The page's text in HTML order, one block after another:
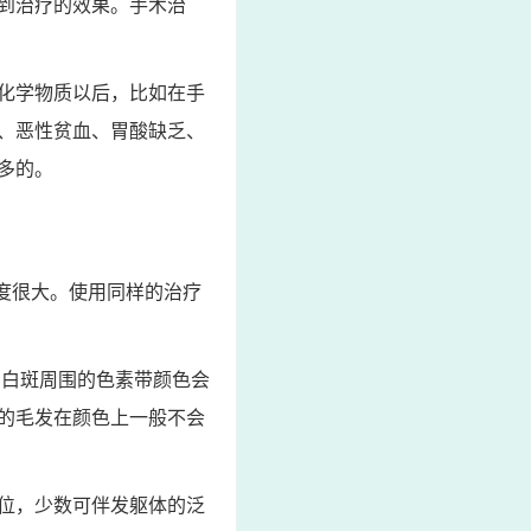
治疗的效果。手术治
学物质以后，比如在手
性贫血、胃酸缺乏、
的。
很大。使用同样的治疗
斑周围的色素带颜色会
毛发在颜色上一般不会
，少数可伴发躯体的泛